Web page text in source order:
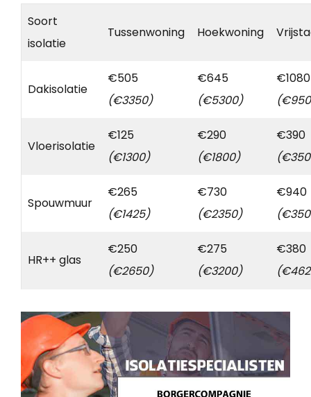
Soort
isolatie
Tussenwoning Hoekwoning
Dakisolatie
€505
(€3350)
€645
(€5300)
€1080
Vloerisolatie
€125
(€1300)
€290
(€1800)
€390
Spouwmuur
€265
(€1425)
€730
(€2350)
€940
HR++ glas
€250
(€2650)
€275
(€3200)
€380